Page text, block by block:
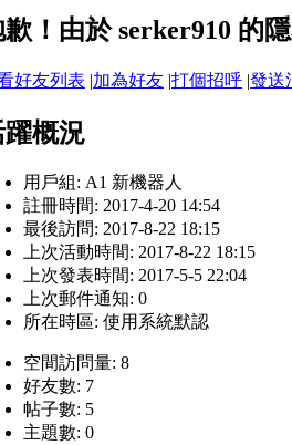
！由於 serker910 的
好友列表 |加為好友 |打個招呼 |發送
躍概況
用戶組: A1 新機器人
註冊時間: 2017-4-20 14:54
最後訪問: 2017-8-22 18:15
上次活動時間: 2017-8-22 18:15
上次發表時間: 2017-5-5 22:04
上次郵件通知: 0
所在時區: 使用系統默認
空間訪問量: 8
好友數: 7
帖子數: 5
主題數: 0